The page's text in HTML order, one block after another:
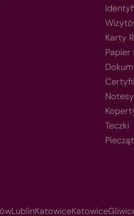
Karty
Papier
Notesy
Teczki
LublinKatowiceKatowice